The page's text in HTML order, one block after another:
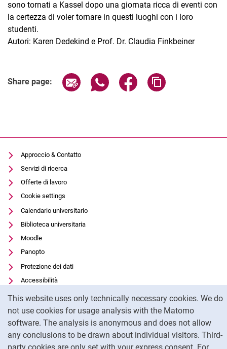
This website uses only technically necessary cookies. We do
not use cookies for usage analysis with the Matomo
software. The analysis is anonymous and does not allow
any conclusions to be drawn about individual visitors. Third-
sono tornati a Kassel dopo una giornata ricca di eventi con
la certezza di voler tornare in questi luoghi con i loro
studenti.
Autori: Karen Dedekind e Prof. Dr. Claudia Finkbeiner
Share page: Share page via email
Share page via WhatsApp
Share page via
Approccio & Contatto
Servizi di ricerca
Offerte di lavoro
Cookie settings
Calendario universitario
Biblioteca universitaria
Moodle
Panopto
Protezione dei dati
Accessibilità
Utilizzo trasparente dell'intelligenza artificiale
Impronta